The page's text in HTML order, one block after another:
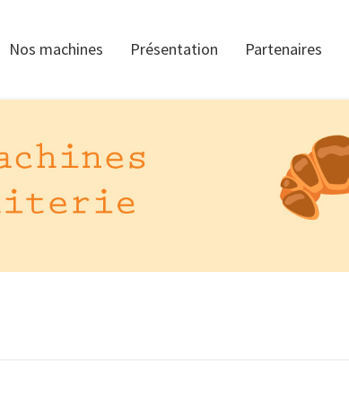
Nos machines Présentation Partenaires